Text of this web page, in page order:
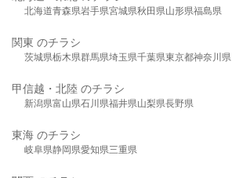
北海道青森県岩手県宮城県秋田県山形県福島県
関東 のチラシ
茨城県栃木県群馬県埼玉県千葉県東京都神奈川県
甲信越・北陸 のチラシ
新潟県富山県石川県福井県山梨県長野県
東海 のチラシ
岐阜県静岡県愛知県三重県